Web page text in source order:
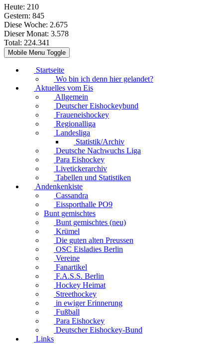
Heute: 210
Gestern: 845
Diese Woche: 2.675
Dieser Monat: 3.578
Total: 224.341
Mobile Menu Toggle
Startseite
Wo bin ich denn hier gelandet?
Aktuelles vom Eis
Allgemein
Deutscher Eishockeybund
Fraueneishockey
Regionalliga
Landesliga
Statistik/Archiv
Deutsche Nachwuchs Liga
Para Eishockey
Livetickerarchiv
Tabellen und Statistiken
Andenkenkiste
Cassandra
Eissporthalle PO9
Bunt gemischtes
Bunt gemischtes (neu)
Krümel
Die guten alten Preussen
OSC Eisladies Berlin
Vereine
Fanartikel
F.A.S.S. Berlin
Hockey Heimat
Streethockey
in ewiger Erinnerung
Fußball
Para Eishockey
Deutscher Eishockey-Bund
Links